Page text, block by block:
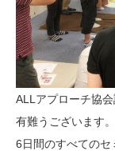
ALLアプローチ協
有難うございます。
6日間のすべてのセ